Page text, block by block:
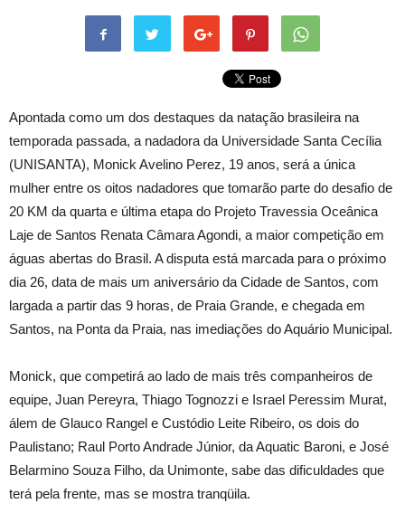
Apontada como um dos destaques da natação brasileira na
temporada passada, a nadadora da Universidade Santa Cecília
(UNISANTA), Monick Avelino Perez, 19 anos, será a única
mulher entre os oitos nadadores que tomarão parte do desafio de
20 KM da quarta e última etapa do Projeto Travessia Oceânica
Laje de Santos Renata Câmara Agondi, a maior competição em
águas abertas do Brasil. A disputa está marcada para o próximo
dia 26, data de mais um aniversário da Cidade de Santos, com
largada a partir das 9 horas, de Praia Grande, e chegada em
Santos, na Ponta da Praia, nas imediações do Aquário Municipal.
Monick, que competirá ao lado de mais três companheiros de
equipe, Juan Pereyra, Thiago Tognozzi e Israel Peressim Murat,
álem de Glauco Rangel e Custódio Leite Ribeiro, os dois do
Paulistano; Raul Porto Andrade Júnior, da Aquatic Baroni, e José
Belarmino Souza Filho, da Unimonte, sabe das dificuldades que
terá pela frente, mas se mostra tranqüila.